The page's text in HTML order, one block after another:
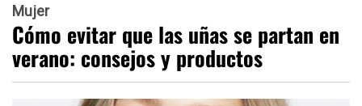
Mujer
Cómo evitar que las uñas se partan en
verano: consejos y productos